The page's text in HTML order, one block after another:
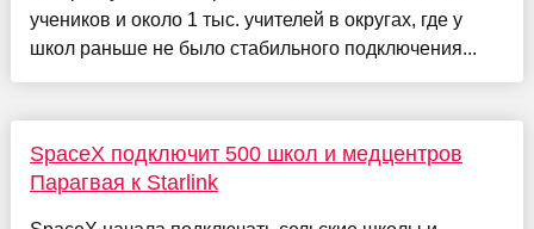
учеников и около 1 тыс. учителей в округах, где у
школ раньше не было стабильного подключения...
SpaceX подключит 500 школ и медцентров
Парагвая к Starlink